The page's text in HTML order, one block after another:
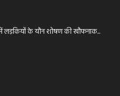
के यौन शोषण की खौफनाक...